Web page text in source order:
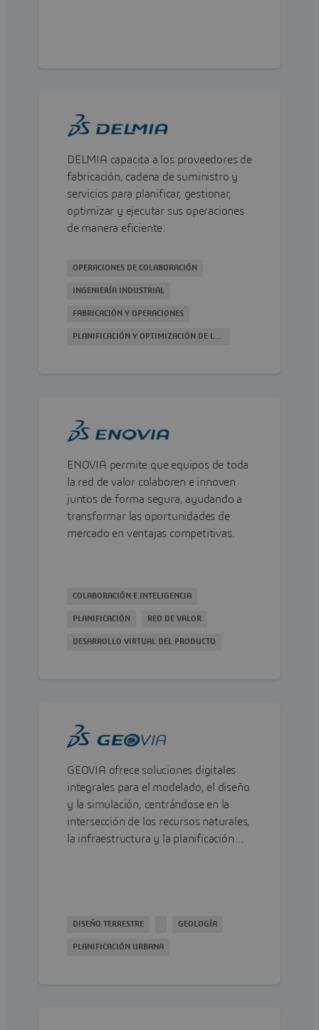
DELMIA capacita a los proveedores de
fabricación, cadena de suministro y
servicios para planificar, gestionar,
optimizar y ejecutar sus operaciones
de manera eficiente.
OPERACIONES DE COLABORACIÓN
INGENIERÍA INDUSTRIAL
FABRICACIÓN Y OPERACIONES
ENOVIA permite que equipos de toda
la red de valor colaboren e innoven
juntos de forma segura, ayudando a
transformar las oportunidades de
mercado en ventajas competitivas.
COLABORACIÓN E INTELIGENCIA
PLANIFICACIÓN RED DE VALOR
DESARROLLO VIRTUAL DEL PRODUCTO
GEOVIA ofrece soluciones digitales
integrales para el modelado, el diseño
y la simulación, centrándose en la
intersección de los recursos naturales,
la infraestructura y la planificación
DISEÑO TERRESTRE GEOLOGÍA
PLANIFICACIÓN URBANA